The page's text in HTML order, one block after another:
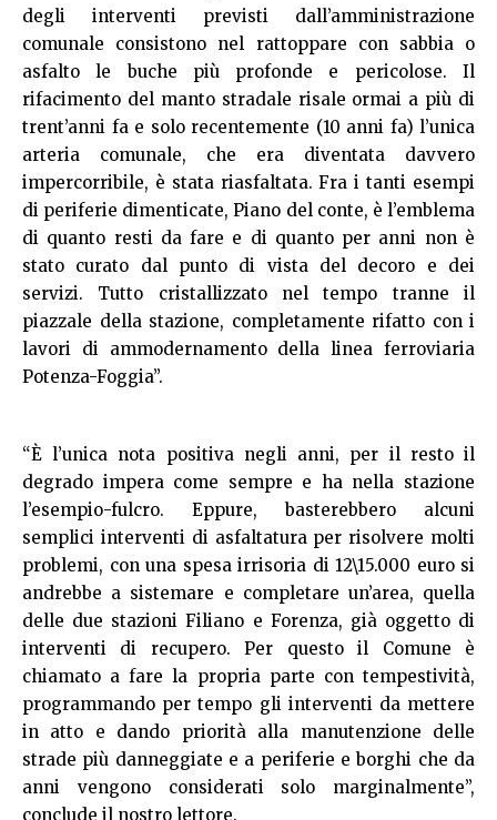
degli interventi previsti dall’amministrazione
comunale consistono nel rattoppare con sabbia o
asfalto le buche più profonde e pericolose. Il
rifacimento del manto stradale risale ormai a più di
trent’anni fa e solo recentemente (10 anni fa) l’unica
arteria comunale, che era diventata davvero
impercorribile, è stata riasfaltata. Fra i tanti esempi
di periferie dimenticate, Piano del conte, è l’emblema
di quanto resti da fare e di quanto per anni non è
stato curato dal punto di vista del decoro e dei
servizi. Tutto cristallizzato nel tempo tranne il
piazzale della stazione, completamente rifatto con i
lavori di ammodernamento della linea ferroviaria
Potenza-Foggia”.
“È l’unica nota positiva negli anni, per il resto il
degrado impera come sempre e ha nella stazione
l’esempio-fulcro. Eppure, basterebbero alcuni
semplici interventi di asfaltatura per risolvere molti
problemi, con una spesa irrisoria di 12\15.000 euro si
andrebbe a sistemare e completare un’area, quella
delle due stazioni Filiano e Forenza, già oggetto di
interventi di recupero. Per questo il Comune è
chiamato a fare la propria parte con tempestività,
programmando per tempo gli interventi da mettere
in atto e dando priorità alla manutenzione delle
strade più danneggiate e a periferie e borghi che da
anni vengono considerati solo marginalmente”,
conclude il nostro lettore.